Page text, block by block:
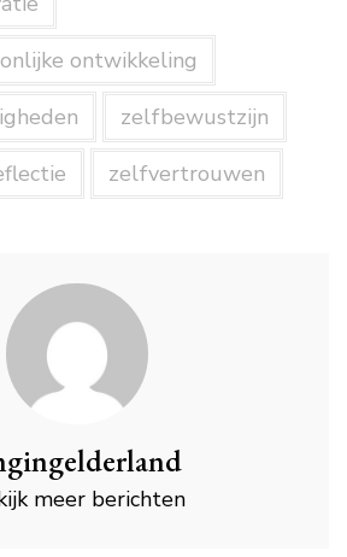
ontwikkeling
zelfbewustzijn
zelfvertrouwen
meer berichten